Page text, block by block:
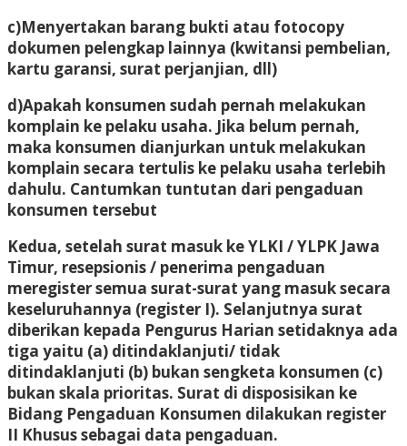
c)Menyertakan barang bukti atau fotocopy
dokumen pelengkap lainnya (kwitansi pembelian,
kartu garansi, surat perjanjian, dll)
d)Apakah konsumen sudah pernah melakukan
komplain ke pelaku usaha. Jika belum pernah,
maka konsumen dianjurkan untuk melakukan
komplain secara tertulis ke pelaku usaha terlebih
dahulu. Cantumkan tuntutan dari pengaduan
konsumen tersebut
Kedua, setelah surat masuk ke YLKI / YLPK Jawa
Timur, resepsionis / penerima pengaduan
meregister semua surat-surat yang masuk secara
keseluruhannya (register I). Selanjutnya surat
diberikan kepada Pengurus Harian setidaknya ada
tiga yaitu (a) ditindaklanjuti/ tidak
ditindaklanjuti (b) bukan sengketa konsumen (c)
bukan skala prioritas. Surat di disposisikan ke
Bidang Pengaduan Konsumen dilakukan register
II Khusus sebagai data pengaduan.